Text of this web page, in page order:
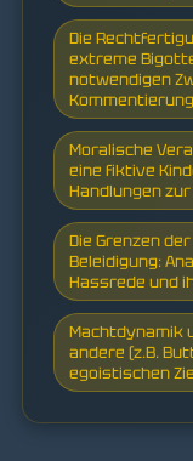
Die
extreme
notwendigen
Moralische
eine fiktive
Handlungen
Die Grenzen
Beleidigung:
Hassrede und
Machtdynamik
andere (z.B.
egoistischen